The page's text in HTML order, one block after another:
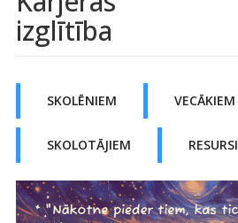
izglītība
SKOLĒNIEM VECĀKIEM
SKOLOTĀJIEM RESURSI